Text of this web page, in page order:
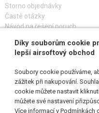
Storno objednávky
Časté otázky
Návod na řešení poruch
PŘIHLAŠ SE K ODBĚRU
SLEDUJ NÁS
Díky souborům cookie
lepší airsoftový obchod
Soubory cookie používáme,
zážitek při nakupování.
cookie můžete nastavit
můžete své nastavení
Více informací v Podmínkách